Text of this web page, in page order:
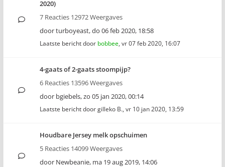
2020)
7 Reacties 12972 Weergaves
doorturboyeast,do 06 feb 2020, 18:58
Laatste bericht door bobbee, vr 07 feb 2020, 16:07
4-gaats of 2-gaats stoompijp?
6 Reacties 13596 Weergaves
door bgiebels,zo 05 jan 2020, 00:14
Laatste bericht doorgilleko B., vr 10 jan 2020, 13:59
Houdbare Jersey melk opschuimen
5 Reacties 14099 Weergaves
door Newbeanie, ma 19 aug 2019, 14:06